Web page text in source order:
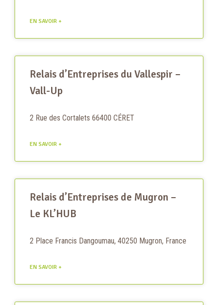
EN SAVOIR +
Relais d’Entreprises du Vallespir –
Vall-Up
2 Rue des Cortalets 66400 CÉRET
EN SAVOIR +
Relais d’Entreprises de Mugron –
Le KL’HUB
2 Place Francis Dangoumau, 40250 Mugron, France
EN SAVOIR +